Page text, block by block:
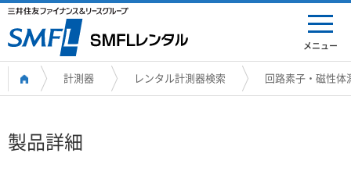
メニュー
計測器 レンタル計測器検索 回路素子・磁性体
製品詳細